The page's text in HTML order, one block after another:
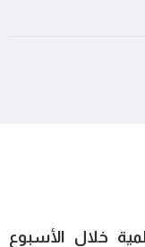
خلال الأسبوع